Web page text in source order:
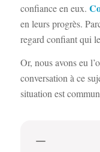
confiance en eux.
en leurs progrès.
regard confiant qui
Or, nous avons eu
conversation à ce
situation est